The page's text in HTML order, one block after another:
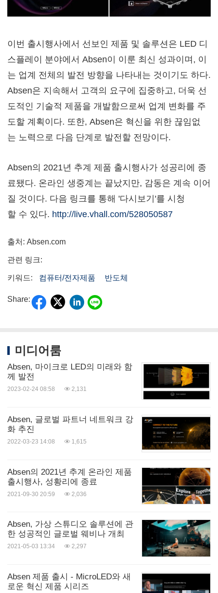
이번 출시행사에서 선보인 제품 및 솔루션은 LED 디
스플레이 분야에서 Absen이 이룬 최신 성과이며, 이
는 업계 전체의 발전 방향을 나타내는 것이기도 하다.
Absen은 지속해서 고객의 요구에 집중하고, 더욱 선
도적인 기술적 제품을 개발함으로써 업계 변화를 주
도할 계획이다. 또한, Absen은 혁신을 위한 끊임없
는 노력으로 다음 단계로 발전할 전망이다.
Absen의 2021년 추계 제품 출시행사가 성공리에 종
료됐다. 온라인 생중계는 끝났지만, 감동은 계속 이어
질 것이다. 다음 링크를 통해 '다시보기'를 시청
할 수 있다. http://live.vhall.com/528050587
출처: Absen.com
관련 링크:
키워드: 컴퓨터/전자제품 반도체
Share:
미디어룸
Absen, 마이크로 LED의 미래와 함
께 발전
2023-02-24 08:58 2,131
Absen, 글로벌 파트너 네트워크 강
화 추진
2022-03-23 14:08 1,615
Absen의 2021년 추계 온라인 제품
출시행사, 성황리에 종료
2021-09-30 20:59 2,036
Absen, 가상 스튜디오 솔루션에 관
한 성공적인 글로벌 웨비나 개최
2021-05-03 13:34 2,297
Absen 제품 출시 - MicroLED와 새
로운 혁신 제품 시리즈